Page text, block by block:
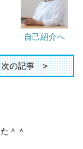
自己紹介へ
次の記事
＾＾